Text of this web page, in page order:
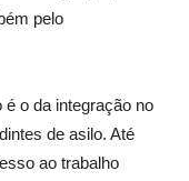
pelo
o da integração no
de asilo. Até
ao trabalho